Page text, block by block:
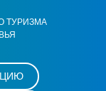
ТУРИЗМА